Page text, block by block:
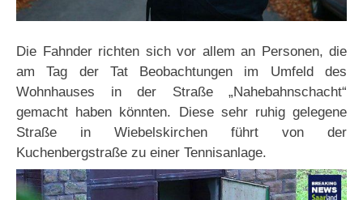
Die Fahnder richten sich vor allem an Personen, die
am Tag der Tat Beobachtungen im Umfeld des
Wohnhauses in der Straße „Nahebahnschacht“
gemacht haben könnten. Diese sehr ruhig gelegene
Straße in Wiebelskirchen führt von der
Kuchenbergstraße zu einer Tennisanlage.